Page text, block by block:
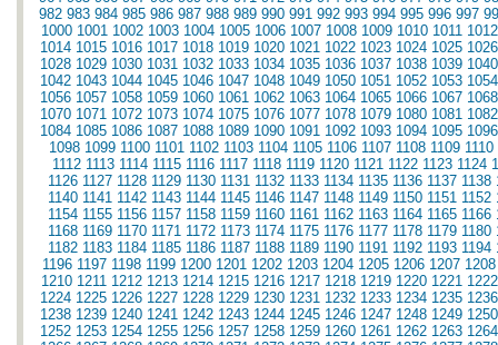
982 983 984 985 986 987 988 989 990 991 992 993 994 995 996 997
1000 1001 1002 1003 1004 1005 1006 1007 1008 1009 1010 1011 1012
1014 1015 1016 1017 1018 1019 1020 1021 1022 1023 1024 1025 1026
1028 1029 1030 1031 1032 1033 1034 1035 1036 1037 1038 1039 1040
1042 1043 1044 1045 1046 1047 1048 1049 1050 1051 1052 1053 1054
1056 1057 1058 1059 1060 1061 1062 1063 1064 1065 1066 1067 1068
1070 1071 1072 1073 1074 1075 1076 1077 1078 1079 1080 1081 1082
1084 1085 1086 1087 1088 1089 1090 1091 1092 1093 1094 1095 1096
1098 1099 1100 1101 1102 1103 1104 1105 1106 1107 1108 1109 1110
1112 1113 1114 1115 1116 1117 1118 1119 1120 1121 1122 1123 1124
1126 1127 1128 1129 1130 1131 1132 1133 1134 1135 1136 1137 1138
1140 1141 1142 1143 1144 1145 1146 1147 1148 1149 1150 1151 1152
1154 1155 1156 1157 1158 1159 1160 1161 1162 1163 1164 1165 1166
1168 1169 1170 1171 1172 1173 1174 1175 1176 1177 1178 1179 1180
1182 1183 1184 1185 1186 1187 1188 1189 1190 1191 1192 1193 1194
1196 1197 1198 1199 1200 1201 1202 1203 1204 1205 1206 1207 1208
1210 1211 1212 1213 1214 1215 1216 1217 1218 1219 1220 1221 1222
1224 1225 1226 1227 1228 1229 1230 1231 1232 1233 1234 1235 1236
1238 1239 1240 1241 1242 1243 1244 1245 1246 1247 1248 1249 1250
1252 1253 1254 1255 1256 1257 1258 1259 1260 1261 1262 1263 1264